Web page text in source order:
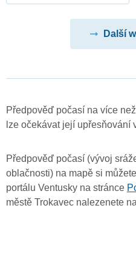
Další
Předpověď počasí na více
lze očekávat její upřesňování
Předpověď počasí (vývoj
oblačnosti) na mapě si
portálu Ventusky na stránce
městě Trokavec nalezenete